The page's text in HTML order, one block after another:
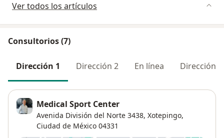
Ver todos los artículos
Consultorios (7)
Dirección 1 Dirección 2 En línea Dirección 3
Medical Sport Center
Avenida División del Norte 3438, Xotepingo,
Ciudad de México 04331